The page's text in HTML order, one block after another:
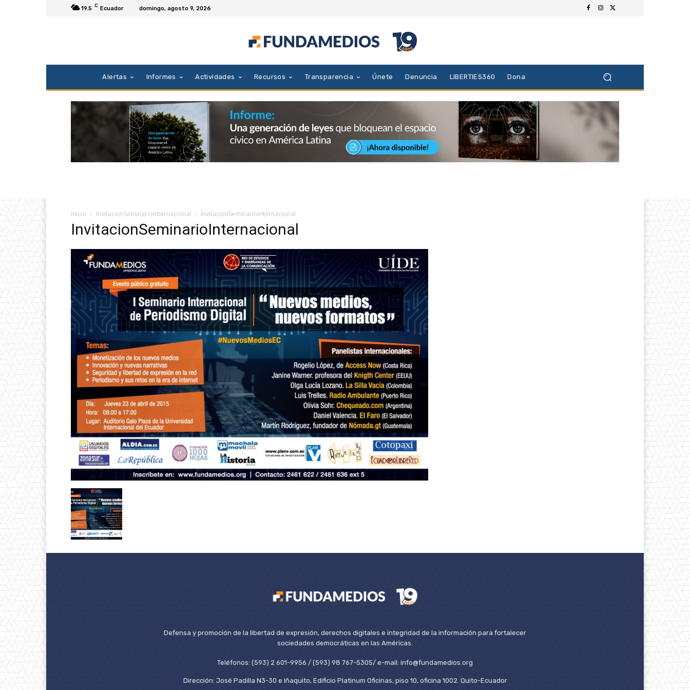
19.5 C Ecuador domingo, agosto 9, 2026
Alertas Informes Actividades Recursos Transparencia Únete Denuncia LIBERTIES360 Dona
Inicio InvitacionSeminarioInternacional InvitacionSeminarioInternacional
InvitacionSeminarioInternacional
Defensa y promoción de la libertad de expresión, derechos digitales e integridad de la información para fortalecer
sociedades democráticas en las Américas.
Teléfonos: (593) 2 601-9956 / (593) 98 767-5305/ e-mail: info@fundamedios.org
Dirección: José Padilla N3-30 e Iñaquito, Edificio Platinum Oficinas, piso 10, oficina 1002. Quito-Ecuador